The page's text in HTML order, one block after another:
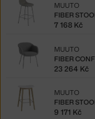
FIBER
MUUTO
7 168 Kč
FIBER
MUUTO
23 264 Kč
FIBER
MUUTO
9 171 Kč